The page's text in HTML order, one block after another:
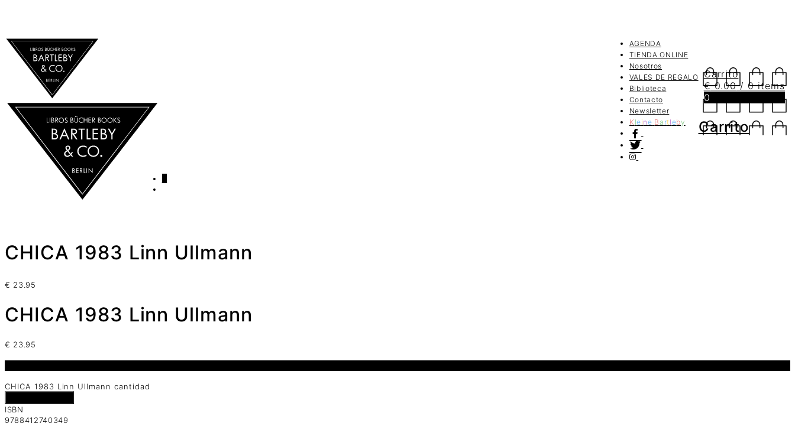
AGENDA
TIENDA ONLINE
Nosotros
VALES DE REGALO
Biblioteca
Contacto
Newsletter
K leine Ba rtleby
Carrito
€0.00 / 0 items
0
Carrito
CHICA 1983 Linn Ullmann
€ 23.95
CHICA 1983 Linn Ullmann
€ 23.95
CHICA 1983 Linn Ullmann cantidad
ISBN
9788412740349